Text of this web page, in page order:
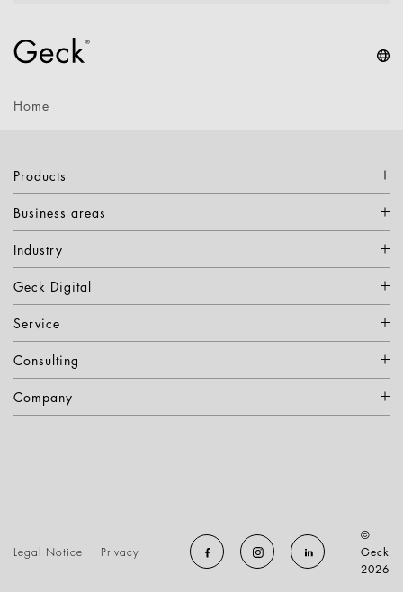
Home
Products
Business areas
Industry
Geck Digital
Service
Consulting
Company
Legal Notice Privacy
©
Geck
2026